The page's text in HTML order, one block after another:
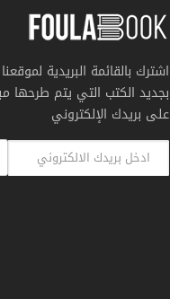
اشترك بالقائمة البريدية
بجديد الكتب التي يتم طرحها
على بريدك الإلكتروني